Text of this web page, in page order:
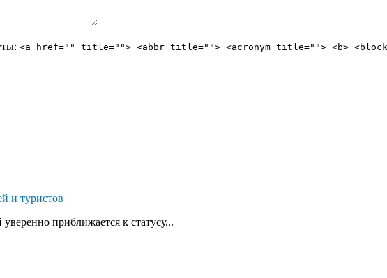
<a href="" title=""> <abbr title=""> <acronym title=""> <b>
и туристов
приближается к статусу...